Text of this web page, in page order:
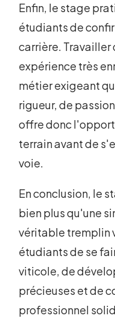
Enfin, le stage
étudiants de
carrière. Travailler
expérience très
métier exigeant
rigueur, de
offre donc
terrain avant de
voie.
En conclusion, le
bien plus qu'une
véritable tremplin
étudiants de se
viticole, de
précieuses et de
professionnel